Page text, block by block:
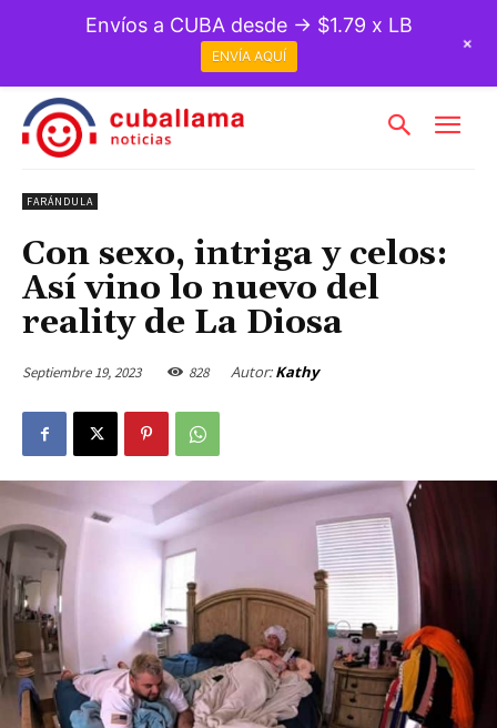
FARÁNDULA
Con sexo, intriga y celos:
Así vino lo nuevo del
reality de La Diosa
Septiembre 19, 2023 828 Autor: Kathy
Envíos a CUBA desde → $1.79 x LB
ENVÍA AQUÍ
+